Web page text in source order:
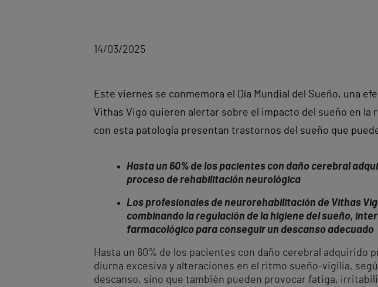
14/03/2025
Este viernes se conmemora el Día Mundial del Sueño, una
Vithas Vigo quieren alertar sobre el impacto del sueño en
con esta patología presentan trastornos del sueño que
Hasta un 60% de los pacientes con daño cerebral
proceso de rehabilitación neurológica
Los profesionales de neurorehabilitación de Vithas
combinando la regulación de la higiene del sueño,
farmacológico para conseguir un descanso adecuado
Hasta un 60% de los pacientes con daño cerebral
diurna excesiva y alteraciones en el ritmo sueño-vigilia,
descanso, sino que también pueden provocar fatiga,